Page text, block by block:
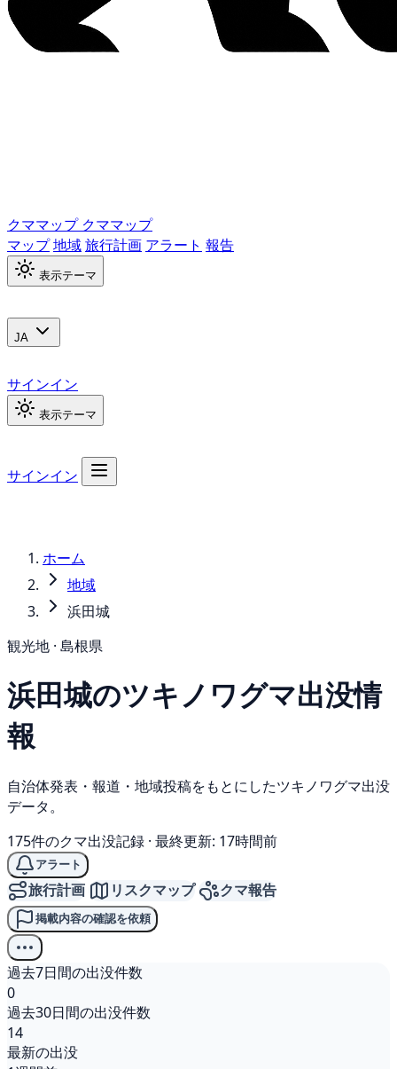
クママップ クママップ
マップ地域旅行計画 アラート 報告
表示テーマ
JA
サインイン
表示テーマ
サインイン
ホーム
地域
浜田城
観光地 · 島根県
浜田城のツキノワグマ出没情
報
自治体発表・報道・地域投稿をもとにしたツキノワグマ出没
データ。
175件のクマ出没記録 · 最終更新: 17時間前
アラート
旅行計画 リスクマップ クマ報告
掲載内容の確認を依頼
過去7日間の出没件数
0
過去30日間の出没件数
14
最新の出没